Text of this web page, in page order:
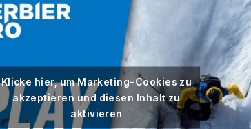
Klicke hier, um Marketing-Cookies zu
akzeptieren und diesen Inhalt zu
aktivieren